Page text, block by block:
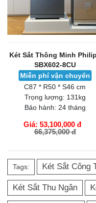
Két Sắt Thông Minh
SBX602-8CU
Miễn phí vận chuyển
C87 * R50 * S46 cm
Trọng lượng: 131kg
Bảo hành: 24 tháng
Giá: 53,100,000 đ
66,375,000 đ
GIỎ HÀNG
Tags: Két Sắt Công
Két Sắt Thu Ngân